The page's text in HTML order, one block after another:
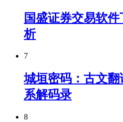
国盛证券交易软
析
7
城垣密码：古文
系解码录
8